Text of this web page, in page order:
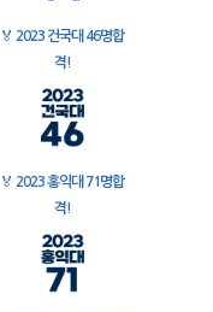
🏅 2023 건국대 46명합
격!
🏅 2023 홍익대 71명합
격!